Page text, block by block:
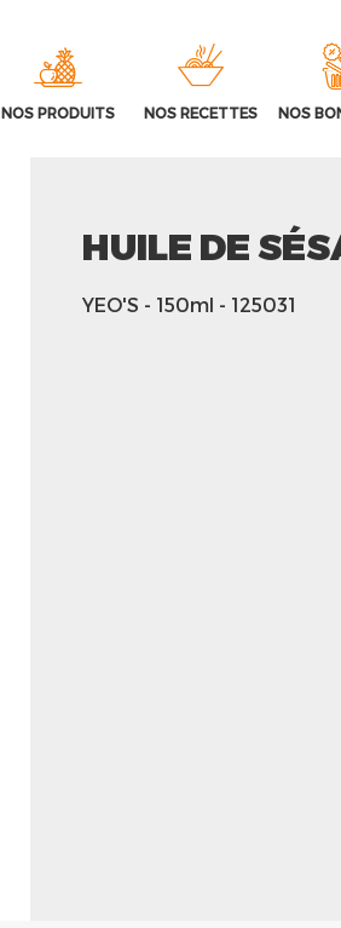
NOS PRODUITS NOS RECETTES NOS
HUILE DE
YEO'S - 150ml - 125031